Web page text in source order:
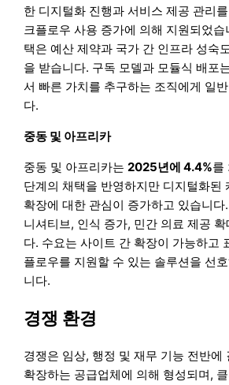
한 디지털화 진행과 서비스 제공 관리
크플로우 사용 증가에 의해 지원되었습
택은 예산 제약과 국가 간 인프라 성숙
을 받습니다. 구독 모델과 모듈식 배포
서 빠른 가치를 추구하는 조직에게 일
다.
중동 및 아프리카
중동 및 아프리카는 2025년에 4.4%를
단계의 채택을 반영하지만 디지털화된
확장에 대한 관심이 증가하고 있습니다
니셔티브, 인식 증가, 민간 의료 제공
다. 수요는 사이트 간 확장이 가능하고
플로우를 지원할 수 있는 솔루션을 선
니다.
경쟁 환경
경쟁은 임상, 행정 및 재무 기능 전반에
확장하는 공급업체에 의해 형성되며,